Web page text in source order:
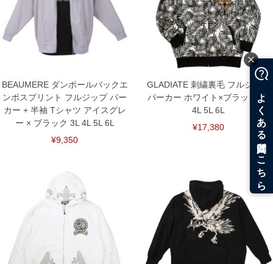
※商品によって若干のサイズの誤差がございます。また、お客様がご使用の環境（コ
ンピュータ画面）によって、商品の色味が若干異なる場合がございます。予めご了承
ください。
※当店での掲載商品は、実店鋪と在庫を共用しておりますので店頭での売り違い、店
舗からのお取り寄せ等により、お客様にご迷惑をお掛けしてしまう場合がございま
す。そのようなことがない様最大限に努めておりますが、もしあった場合速やかにご
DETAIL
BEAUMERE ダンボールバックエ
ンボスプリント フルジップ パー
カー + 半袖 Tシャツ アイスグレ
ー × ブラック 3L 4L 5L 6L
¥9,350
GLADIATE 刺繍裏毛 フルジップ
パーカー ホワイト×ブラック 3L
4L 5L 6L
¥17,380